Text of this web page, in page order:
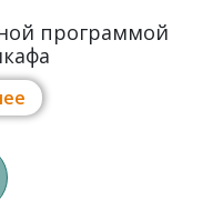
программой